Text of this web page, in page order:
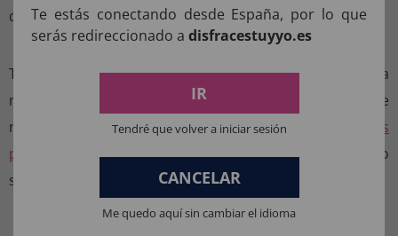
deixará todos boquiabertos.
Compre sua máscara de morcego online
Torne sua fantasia inesquecível com esta máscara
móvel com um design assustador. Encontre esta e
muitas outras opções em nossa categoria
de máscaras
para fantasia . Um acessório marcante para dar vida ao
seu personagem assustador.
Te estás conectando desde España, por lo que
serás redireccionado a disfracestuyyo.es
IR
Tendré que volver a iniciar sesión
CANCELAR
Me quedo aquí sin cambiar el idioma